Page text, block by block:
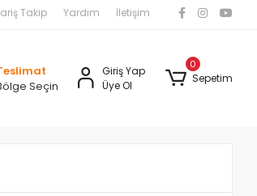
Takip Yardım İletişim
Seçin
Giriş Yap
Üye Ol
0
Sepetim